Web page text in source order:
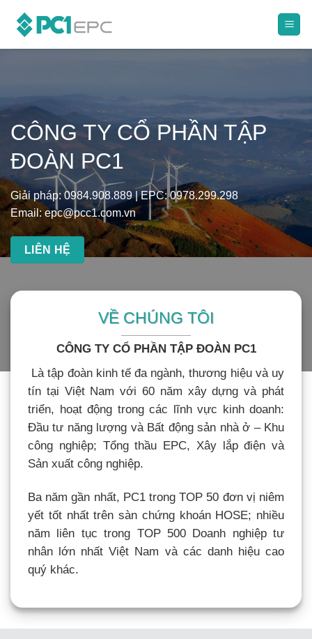
CÔNG TY CỔ PHẦN TẬP
ĐOÀN PC1
Giải pháp: 0984.908.889 | EPC: 0978.299.298
Email: epc@pcc1.com.vn
LIÊN HỆ
VỀ CHÚNG TÔI
CÔNG TY CỔ PHẦN TẬP ĐOÀN PC1
Là tập đoàn kinh tế đa ngành, thương hiệu và uy
tín tại Việt Nam với 60 năm xây dựng và phát
triển, hoạt động trong các lĩnh vực kinh doanh:
Đầu tư năng lượng và Bất động sản nhà ở – Khu
công nghiệp; Tổng thầu EPC, Xây lắp điện và
Sản xuất công nghiệp.
Ba năm gần nhất, PC1 trong TOP 50 đơn vị niêm
yết tốt nhất trên sàn chứng khoán HOSE; nhiều
năm liên tục trong TOP 500 Doanh nghiệp tư
nhân lớn nhất Việt Nam và các danh hiệu cao
quý khác.